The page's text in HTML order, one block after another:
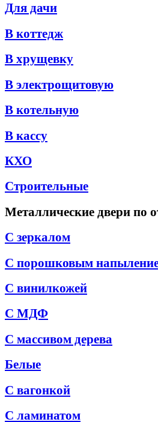
Для дачи
В коттедж
В хрущевку
В электрощитовую
В котельную
В кассу
КХО
Строительные
Металлические двери по
С зеркалом
С порошковым
С винилкожей
С МДФ
С массивом дерева
Белые
С вагонкой
С ламинатом